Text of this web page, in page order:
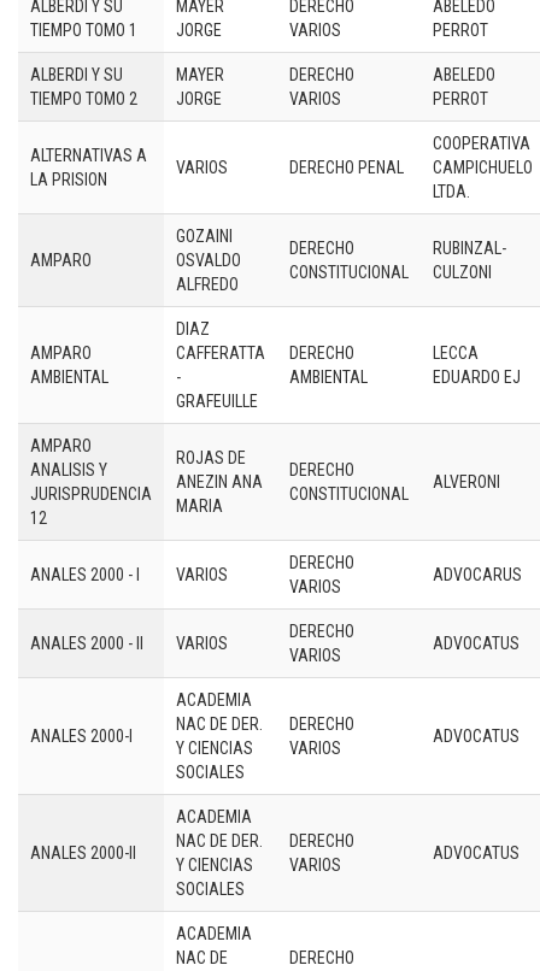
ALBERDI Y SU
TIEMPO TOMO 1
MAYER
JORGE
DERECHO
VARIOS
ABELEDO
PERROT
ALBERDI Y SU
TIEMPO TOMO 2
MAYER
JORGE
DERECHO
VARIOS
ABELEDO
PERROT
ALTERNATIVAS A
LA PRISION
VARIOS DERECHO PENAL
COOPERATIVA
CAMPICHUELO
LTDA.
AMPARO
GOZAINI
OSVALDO
ALFREDO
DERECHO
CONSTITUCIONAL
RUBINZAL-
CULZONI
AMPARO
AMBIENTAL
DIAZ
CAFFERATTA
-
GRAFEUILLE
DERECHO
AMBIENTAL
LECCA
EDUARDO EJ
AMPARO
ANALISIS Y
JURISPRUDENCIA
12
ROJAS DE
ANEZIN ANA
MARIA
DERECHO
CONSTITUCIONAL
ALVERONI
ANALES 2000 - I VARIOS
DERECHO
VARIOS
ADVOCARUS
ANALES 2000 - II VARIOS
DERECHO
VARIOS
ADVOCATUS
ANALES 2000-I
ACADEMIA
NAC DE DER.
Y CIENCIAS
SOCIALES
DERECHO
VARIOS
ADVOCATUS
ANALES 2000-II
ACADEMIA
NAC DE DER.
Y CIENCIAS
SOCIALES
DERECHO
VARIOS
ADVOCATUS
ACADEMIA
NAC DE
DERECHO